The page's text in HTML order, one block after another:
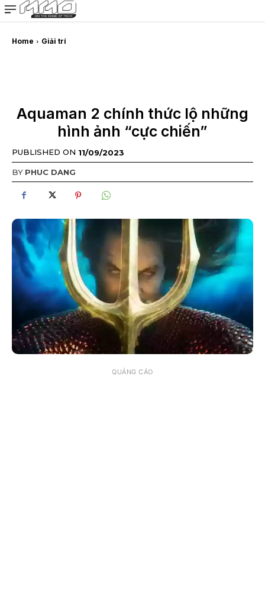
MMOSITE - Thông tin công nghệ
Bài viết nổi bật
Home Giải trí
Aquaman 2 chính thức lộ những
hình ảnh “cực chiến”
PUBLISHED ON 11/09/2023
BY PHUC DANG
QUẢNG CÁO